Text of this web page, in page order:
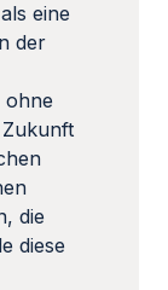
eine
der
ohne
die
diese